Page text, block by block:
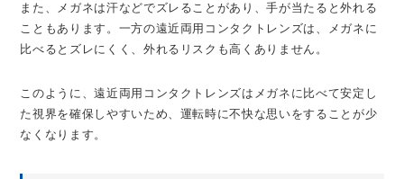
また、メガネは汗などでズレることがあり、手が当たると外れる
こともあります。一方の遠近両用コンタクトレンズは、メガネに
比べるとズレにくく、外れるリスクも高くありません。
このように、遠近両用コンタクトレンズはメガネに比べて安定し
た視界を確保しやすいため、運転時に不快な思いをすることが少
なくなります。